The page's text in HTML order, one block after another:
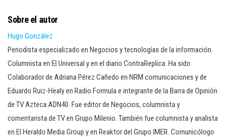
Sobre el autor
Hugo González
Periodista especializado en Negocios y tecnologías de la información.
Columnista en El Universal y en el diario ContraReplica. Ha sido
Colaborador de Adriana Pérez Cañedo en NRM comunicaciones y de
Eduardo Ruiz-Healy en Radio Formula e integrante de la Barra de Opinión
de TV Azteca ADN40. Fue editor de Negocios, columnista y
comentarista de TV en Grupo Milenio. También fue columnista y analista
en El Heraldo Media Group y en Reaktor del Grupo IMER. Comunicólogo